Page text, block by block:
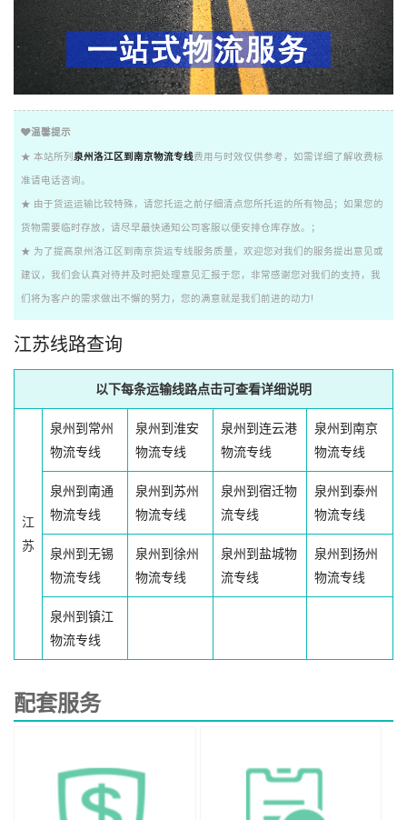
温馨提示
★ 本站所列 泉州洛江区到南京物流专线费用与时效仅供参考，如需详细了解收费标
准请电话咨询。
★ 由于货运运输比较特殊，请您托运之前仔细清点您所托运的所有物品；如果您的
货物需要临时存放，请尽早最快通知公司客服以便安排仓库存放。；
★ 为了提高泉州洛江区到南京货运专线服务质量，欢迎您对我们的服务提出意见或
建议，我们会认真对待并及时把处理意见汇报于您，非常感谢您对我们的支持，我
们将为客户的需求做出不懈的努力，您的满意就是我们前进的动力!
江苏线路查询
以下每条运输线路点击可查看详细说明
江
苏
泉州到常州
物流专线
泉州到淮安
物流专线
泉州到连云港
物流专线
泉州到南京
物流专线
泉州到南通
物流专线
泉州到苏州
物流专线
泉州到宿迁物
流专线
泉州到泰州
物流专线
泉州到无锡
物流专线
泉州到徐州
物流专线
泉州到盐城物
流专线
泉州到扬州
物流专线
泉州到镇江
物流专线
配套服务